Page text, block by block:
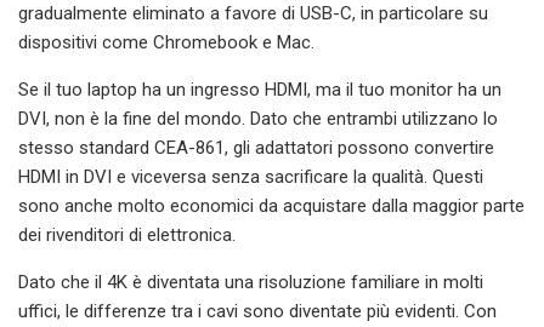
gradualmente eliminato a favore di USB-C, in particolare su
dispositivi come Chromebook e Mac.
Se il tuo laptop ha un ingresso HDMI, ma il tuo monitor ha un
DVI, non è la fine del mondo. Dato che entrambi utilizzano lo
stesso standard CEA-861, gli adattatori possono convertire
HDMI in DVI e viceversa senza sacrificare la qualità. Questi
sono anche molto economici da acquistare dalla maggior parte
dei rivenditori di elettronica.
Dato che il 4K è diventata una risoluzione familiare in molti
uffici, le differenze tra i cavi sono diventate più evidenti. Con